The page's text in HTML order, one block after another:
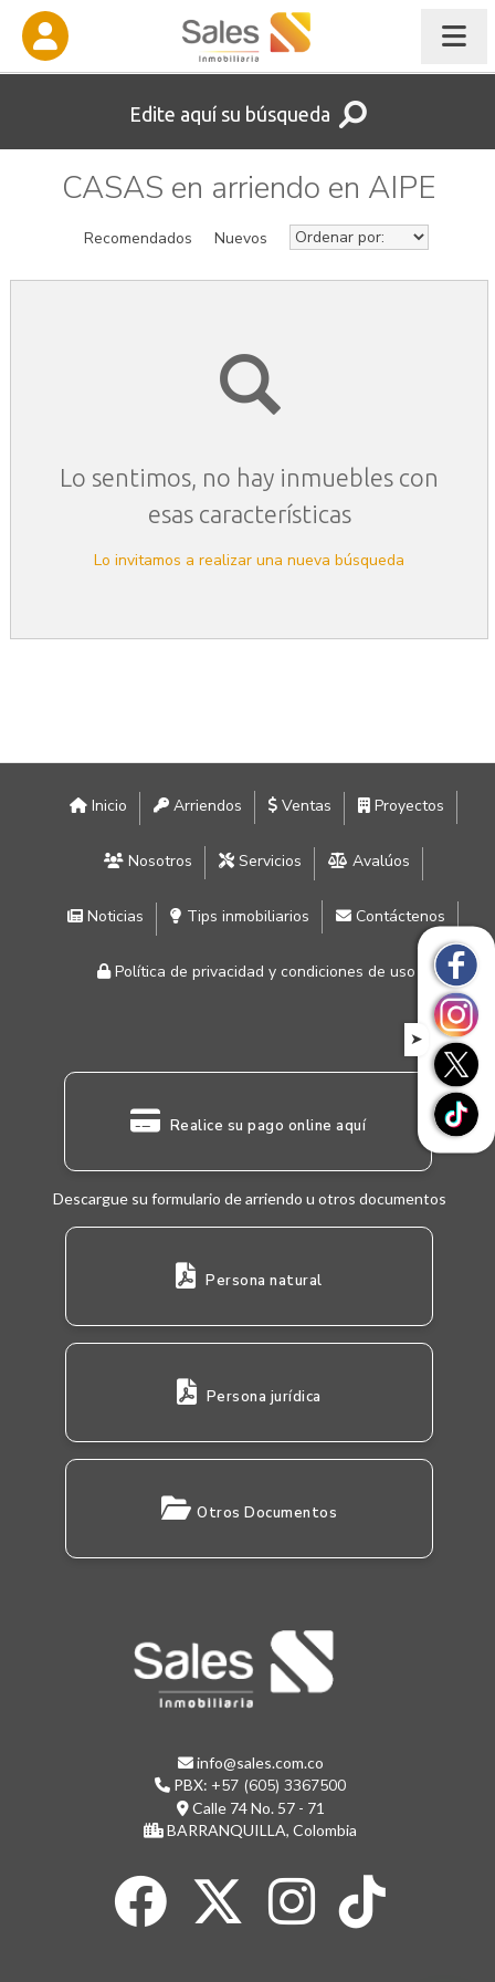
Edite aquí su búsqueda
CASAS en arriendo en AIPE
Recomendados Nuevos
Lo sentimos, no hay inmuebles con
esas características
Lo invitamos a realizar una nueva búsqueda
Inicio Arriendos Ventas Proyectos
Nosotros Servicios Avalúos
Noticias Tips inmobiliarios Contáctenos
Política de privacidad y condiciones de uso
Realice su pago online aquí
Descargue su formulario de arriendo u otros documentos
Persona natural
Persona jurídica
Otros Documentos
info@sales.com.co
PBX: +57 (605) 3367500
Calle 74 No. 57 - 71
BARRANQUILLA, Colombia
➤